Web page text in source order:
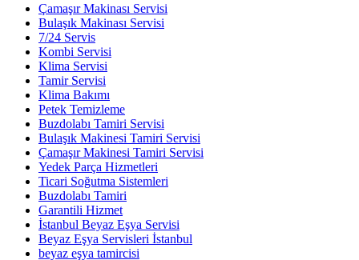
Çamaşır Makinası Servisi
Bulaşık Makinası Servisi
7/24 Servis
Kombi Servisi
Klima Servisi
Tamir Servisi
Klima Bakımı
Petek Temizleme
Buzdolabı Tamiri Servisi
Bulaşık Makinesi Tamiri Servisi
Çamaşır Makinesi Tamiri Servisi
Yedek Parça Hizmetleri
Ticari Soğutma Sistemleri
Buzdolabı Tamiri
Garantili Hizmet
İstanbul Beyaz Eşya Servisi
Beyaz Eşya Servisleri İstanbul
beyaz eşya tamircisi